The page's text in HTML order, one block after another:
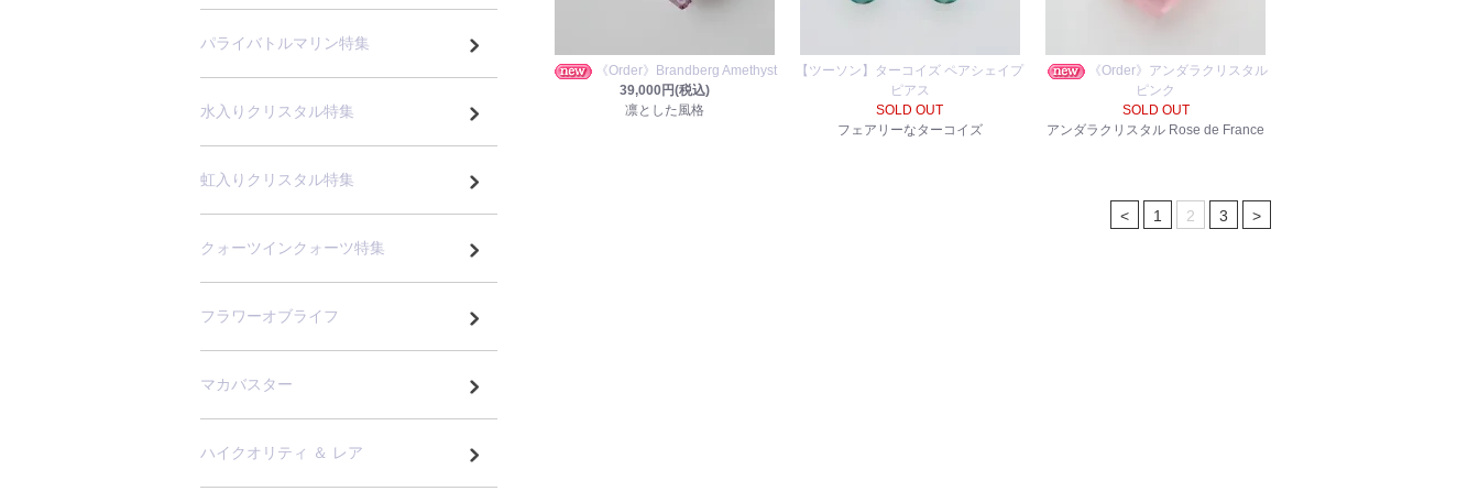
《Order》Brandberg Amethyst
39,000円(税込)
凛とした風格
【ツーソン】ターコイズ ペアシェイプ
ピアス
SOLD OUT
フェアリーなターコイズ
《Order》アンダラクリスタル
ピンク
SOLD OUT
アンダラクリスタル Rose de France
< 1 2 3 >
パライバトルマリン特集
水入りクリスタル特集
虹入りクリスタル特集
クォーツインクォーツ特集
フラワーオブライフ
マカバスター
ハイクオリティ ＆ レア